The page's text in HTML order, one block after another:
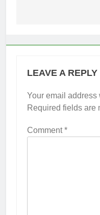
LEAVE A REPLY
Your email
Required fields are
Comment*